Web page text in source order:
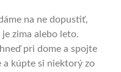
na ne dopustiť,
zima alebo leto.
pri dome a spojte
a kúpte si niektorý zo